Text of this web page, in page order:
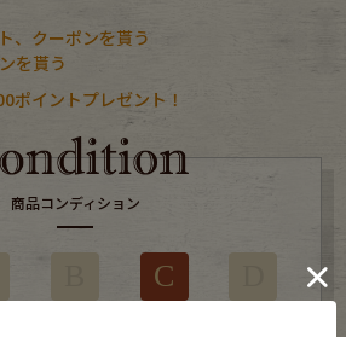
Shoes
antique goods
vintage bicycle
、クーポンを貰う
を貰う
ポイントプレゼント！
商品コンディション
C